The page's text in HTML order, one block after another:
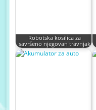
Robotska kosilica za
savršeno njegovan travnjak